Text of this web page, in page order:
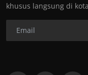
khusus langsung di